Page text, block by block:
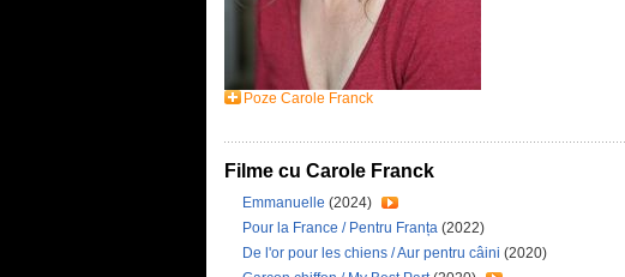
Poze Carole Franck
Filme cu Carole Franck
Emmanuelle (2024)
Pour la France / Pentru Franța (2022)
De l'or pour les chiens / Aur pentru câini (2020)